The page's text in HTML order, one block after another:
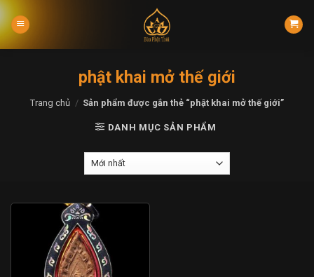
Skip
to
content
phật khai mở thế giới
Trang chủ / Sản phẩm được gắn thẻ “phật khai mở thế giới”
DANH MỤC SẢN PHẨM